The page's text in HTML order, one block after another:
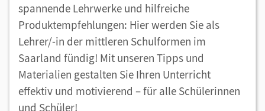
spannende Lehrwerke und hilfreiche
Produktempfehlungen: Hier werden Sie als
Lehrer/-in der mittleren Schulformen im
Saarland fündig! Mit unseren Tipps und
Materialien gestalten Sie Ihren Unterricht
effektiv und motivierend – für alle Schülerinnen
und Schüler!